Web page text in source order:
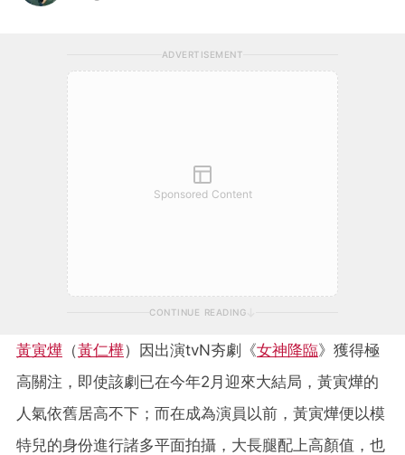
ADVERTISEMENT
Sponsored Content
CONTINUE READING
黃寅燁 （黃仁樺）因出演tvN夯劇《女神降臨》獲得極
高關注，即使該劇已在今年2月迎來大結局，黃寅燁的
人氣依舊居高不下；而在成為演員以前，黃寅燁便以模
特兒的身份進行諸多平面拍攝，大長腿配上高顏值，也